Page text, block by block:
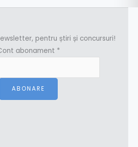
pentru știri și concursuri!
abonament *
ABONARE